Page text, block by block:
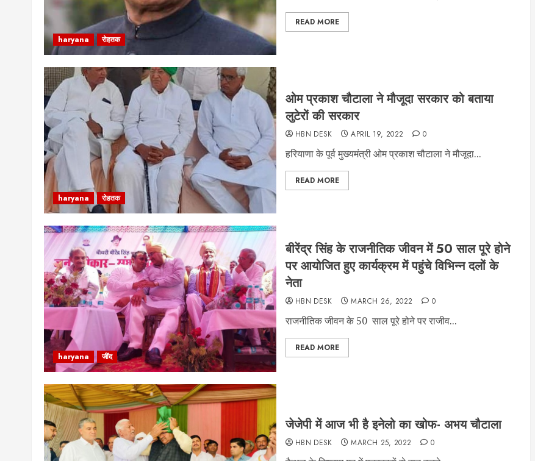
haryana रोहतक
READ MORE
haryana रोहतक
ओम प्रकाश चौटाला ने मौजूदा सरकार को बताया
लुटेरों की सरकार
HBN DESK APRIL 19, 2022 0
हरियाणा के पूर्व मुख्यमंत्री ओम प्रकाश चौटाला ने मौजूदा...
READ MORE
haryana जींद
बीरेंद्र सिंह के राजनीतिक जीवन में 50 साल पूरे होने
पर आयोजित हुए कार्यक्रम में पहुंचे विभिन्न दलों के
नेता
HBN DESK MARCH 26, 2022 0
राजनीतिक जीवन के 50 साल पूरे होने पर राजीव...
READ MORE
जेजेपी में आज भी है इनेलो का खोफ- अभय चौटाला
HBN DESK MARCH 25, 2022 0